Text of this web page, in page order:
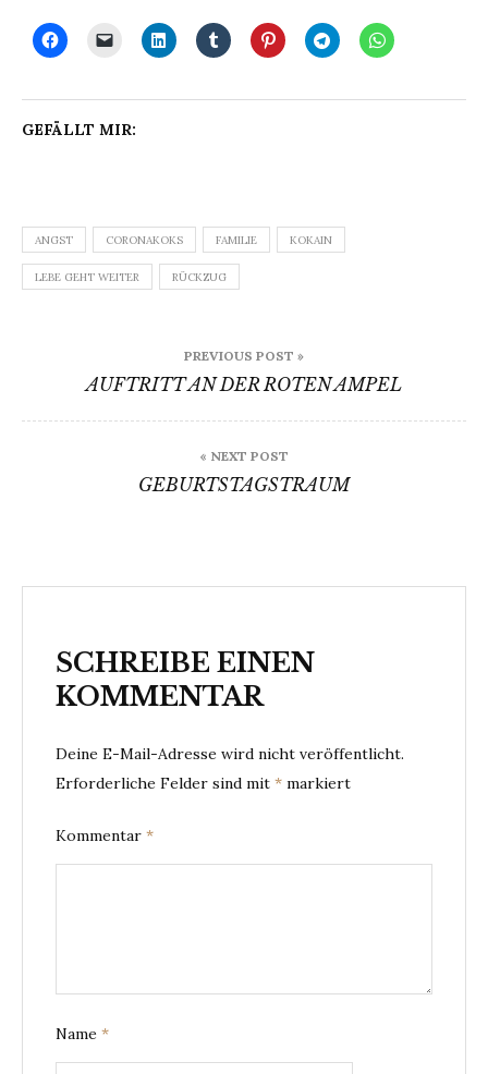
GEFÄLLT MIR:
ANGST CORONAKOKS FAMILIE KOKAIN
LEBE GEHT WEITER RÜCKZUG
PREVIOUS POST »
AUFTRITT AN DER ROTEN AMPEL
« NEXT POST
GEBURTSTAGSTRAUM
SCHREIBE EINEN
KOMMENTAR
Deine E-Mail-Adresse wird nicht veröffentlicht.
Erforderliche Felder sind mit * markiert
Kommentar *
Name *